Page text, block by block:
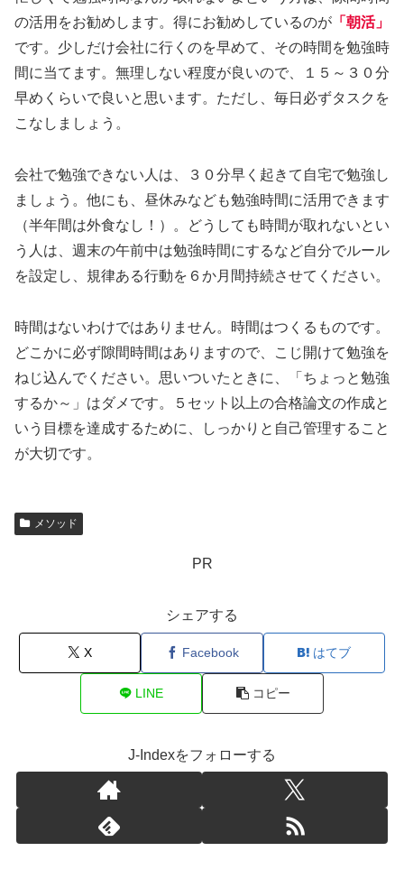
の活用をお勧めします。得にお勧めしているのが 「朝活」
です。少しだけ会社に行くのを早めて、その時間を勉強時
間に当てます。無理しない程度が良いので、１５～３０分
早めくらいで良いと思います。ただし、毎日必ずタスクを
こなしましょう。
会社で勉強できない人は、３０分早く起きて自宅で勉強し
ましょう。他にも、昼休みなども勉強時間に活用できます
（半年間は外食なし！）。どうしても時間が取れないとい
う人は、週末の午前中は勉強時間にするなど自分でルール
を設定し、規律ある行動を６か月間持続させてください。
時間はないわけではありません。時間はつくるものです。
どこかに必ず隙間時間はありますので、こじ開けて勉強を
ねじ込んでください。思いついたときに、「ちょっと勉強
するか～」はダメです。５セット以上の合格論文の作成と
いう目標を達成するために、しっかりと自己管理すること
が大切です。
メソッド
PR
シェアする
X Facebook はてブ
LINE コピー
J-Indexをフォローする